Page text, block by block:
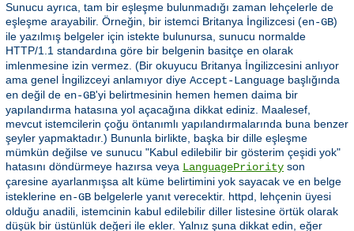
Sunucu ayrıca, tam bir eşleşme bulunmadığı zaman lehçelerle de
eşleşme arayabilir. Örneğin, bir istemci Britanya İngilizcesi (en-GB)
ile yazılmış belgeler için istekte bulunursa, sunucu normalde
HTTP/1.1 standardına göre bir belgenin basitçe en olarak
imlenmesine izin vermez. (Bir okuyucu Britanya İngilizcesini anlıyor
ama genel İngilizceyi anlamıyor diye Accept-Language başlığında
en değil de en-GB'yi belirtmesinin hemen hemen daima bir
yapılandırma hatasına yol açacağına dikkat ediniz. Maalesef,
mevcut istemcilerin çoğu öntanımlı yapılandırmalarında buna benzer
şeyler yapmaktadır.) Bununla birlikte, başka bir dille eşleşme
mümkün değilse ve sunucu "Kabul edilebilir bir gösterim çeşidi yok"
hatasını döndürmeye hazırsa veya LanguagePriority son
çaresine ayarlanmışsa alt küme belirtimini yok sayacak ve en belge
isteklerine en-GB belgelerle yanıt verecektir. httpd, lehçenin üyesi
olduğu anadili, istemcinin kabul edilebilir diller listesine örtük olarak
düşük bir üstünlük değeri ile ekler. Yalnız şuna dikkat edin, eğer